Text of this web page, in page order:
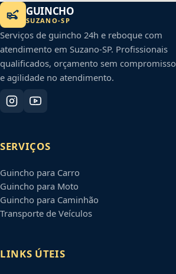
GUINCHO
SUZANO-SP
Serviços de guincho 24h e reboque com
atendimento em Suzano-SP. Profissionais
qualificados, orçamento sem compromisso
e agilidade no atendimento.
SERVIÇOS
Guincho para Carro
Guincho para Moto
Guincho para Caminhão
Transporte de Veículos
LINKS ÚTEIS